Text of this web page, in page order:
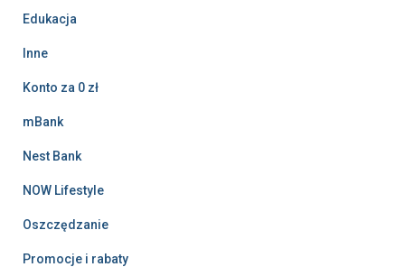
Edukacja
Inne
Konto za 0 zł
mBank
Nest Bank
NOW Lifestyle
Oszczędzanie
Promocje i rabaty